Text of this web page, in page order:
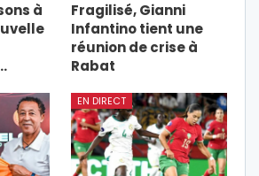
à
Fragilisé, Gianni
Infantino tient une
réunion de crise à
Rabat
EN DIRECT